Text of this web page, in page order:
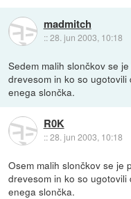
madmitch
::28. jun 2003, 10:18
Sedem malih slončkov se
drevesom in ko so
enega slončka.
R0K
::28. jun 2003, 10:18
Osem malih slončkov se je
drevesom in ko so
enega slončka.